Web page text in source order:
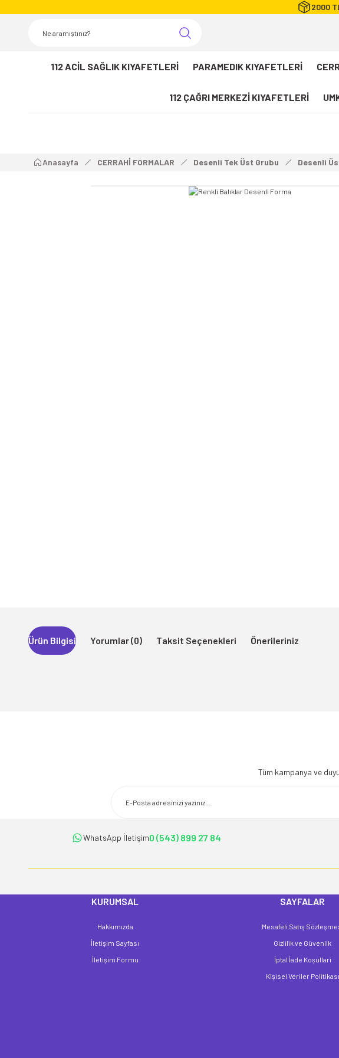
2000
112 ACİL SAĞLIK KIYAFETLERİ PARAMEDIK KIYAFETLERİ
112 ÇAĞRI MERKEZİ KIYAFETLERİ
Anasayfa CERRAHİ FORMALAR Desenli Tek Üst Grubu Desenli
Ürün Bilgisi Yorumlar (0) Taksit Seçenekleri Önerileriniz
Ürün açıklamasında eksik bilgiler bulunuyor.
Ürün fiyatı diğer sitelerden daha pahalı.
Tüm kampanya ve
WhatsApp İletişim0 (543) 899 27 84
KURUMSAL
Hakkımızda
İletişim Sayfası
İletişim Formu
SAYFALAR
Mesafeli Satış
Gizlilik ve Güvenlik
İptal İade Koşullari
Kişisel Veriler Politikası